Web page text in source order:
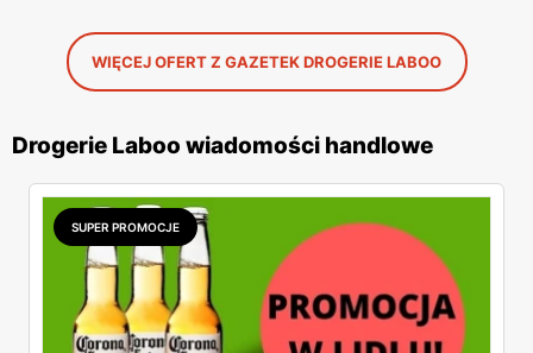
WIĘCEJ OFERT Z GAZETEK DROGERIE LABOO
Drogerie Laboo wiadomości handlowe
SUPER PROMOCJE